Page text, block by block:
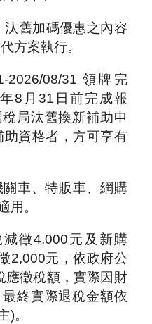
舊加碼優惠之內容
方案執行。
2026/08/31 領牌完
8月31日前完成報
局汰舊換新補助申
資格者，方可享有
車、特販車、網購
用。
徵4,000元及新購
2,000元，依政府公
應徵稅額，實際因財
終實際退稅金額依
)。